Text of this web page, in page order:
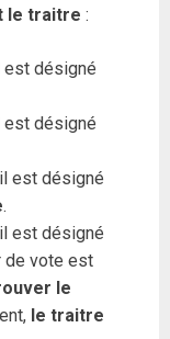
le traitre :
est désigné
est désigné
est désigné
.
est désigné
de vote est
le
le traitre